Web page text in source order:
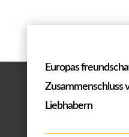
Europas
Zusammenschluss
Liebhabern